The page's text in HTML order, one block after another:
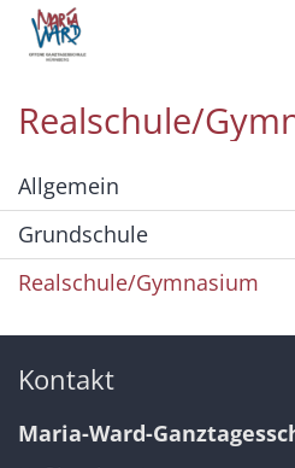
Zum Inhalt springen
Realschule/
Allgemein
Grundschule
Realschule/Gymnasium
Kontakt
Maria-Ward-